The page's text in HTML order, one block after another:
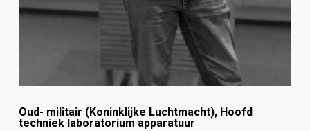
Oud- militair (Koninklijke Luchtmacht), Hoofd
techniek laboratorium apparatuur